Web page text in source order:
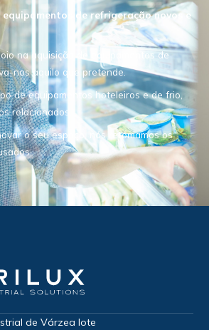
equipamentos de refrigeração novos e
na aquisição de equipamentos de
nos aquilo que pretende.
de equipamentos hoteleiros e de frio,
relacionados.
o seu espaço, nós retomamos os
de Várzea lote